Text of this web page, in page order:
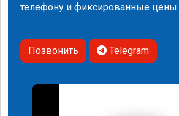
телефону и фиксированные цены.
Позвонить Telegram